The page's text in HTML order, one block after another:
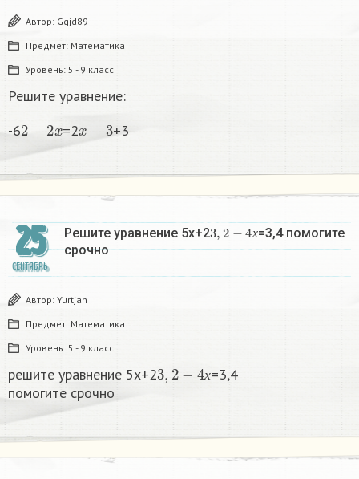
Автор: Ggjd89
Предмет: Математика
Уровень: 5 - 9 класс
Решите уравнение:
-62 x =2 +3
25
СЕНТЯБРЬ
Решите уравнение 5х+2 х
3, 2−4х
=3,4 помогите
срочно ​
Автор: Yurtjan
Предмет: Математика
Уровень: 5 - 9 класс
решите уравнение 5х+2 х
3 2−
=3,4
помогите срочно ​